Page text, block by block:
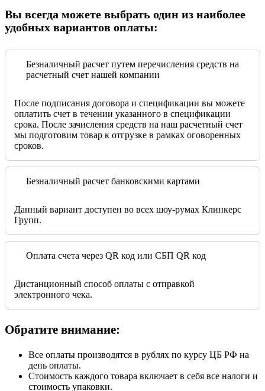
Вы всегда можете выбрать один из наиболее
удобных вариантов оплаты:
Безналичный расчет путем перечисления средств на
расчетный счет нашей компании
После подписания договора и спецификации вы можете
оплатить счет в течении указанного в спецификации
срока. После зачисления средств на наш расчетный счет
мы подготовим товар к отгрузке в рамках оговоренных
сроков.
Безналичный расчет банковскими картами
Данный вариант доступен во всех шоу-румах Клинкерс
Групп.
Оплата счета через QR код или СБП QR код
Дистанционный способ оплаты с отправкой
электронного чека.
Обратите внимание:
Все оплаты производятся в рублях по курсу ЦБ РФ на
день оплаты.
Стоимость каждого товара включает в себя все налоги и
стоимость упаковки.